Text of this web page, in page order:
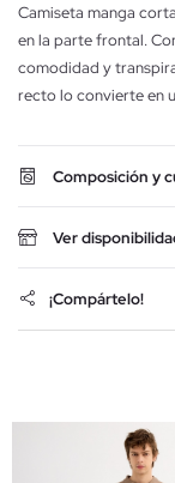
Camiseta manga
en la parte frontal.
comodidad y
recto lo convierte en
Composición y
Ver
¡Compártelo!